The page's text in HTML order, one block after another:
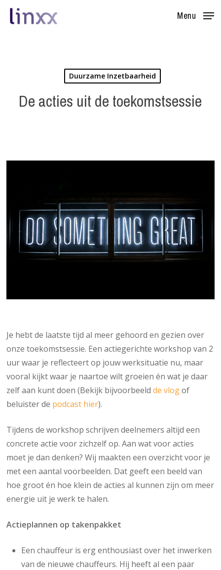
Skip
Menu
Duurzame Inzetbaarheid
De acties uit de toekomstsessie
Je hebt de laatste tijd al meer gehoord en gezien over
onze toekomstsessie. Een actiegerichte workshop van 2
uur waar je reflecteert op jouw werksituatie nu, maar
vooral kijkt waar je naartoe wilt groeien én wat je daar
zelf aan kunt doen (Bekijk bijvoorbeeldde vlogof
beluister de podcast hier).
Tijdens de workshop schrijven deelnemers altijd een
concrete actie voor zichzelf op. Aan wat voor acties
moet je dan denken? Wij maakten een overzicht voor je
met een aantal voorbeelden. Dat geeft een beeld van
hoe groot én hoe klein de acties al kunnen zijn om meer
energie uit je werk te halen.
Actieplannen op takenpakket
Een chauffeur is erg enthousiast over het inwerken
van de nieuwe chauffeurs. Hij heeft al een paar